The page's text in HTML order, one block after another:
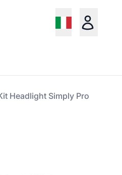
Headlight Simply Pro